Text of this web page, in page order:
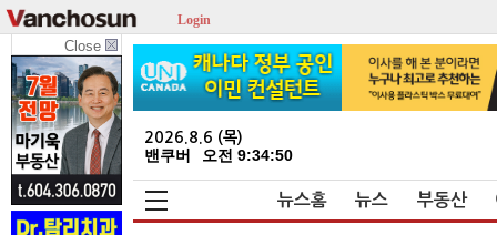
Login
Close
2026.8.6 (목)
밴쿠버 오전 9:34:51
뉴스홈 뉴스 부동산